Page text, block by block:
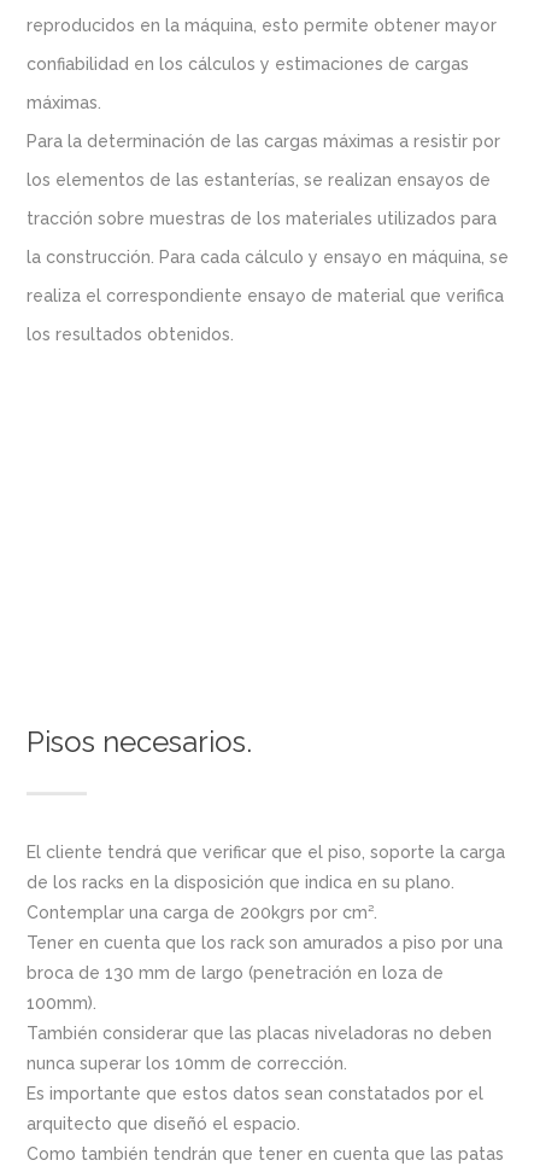
reproducidos en la máquina, esto permite obtener mayor
confiabilidad en los cálculos y estimaciones de cargas
máximas.
Para la determinación de las cargas máximas a resistir por
los elementos de las estanterías, se realizan ensayos de
tracción sobre muestras de los materiales utilizados para
la construcción. Para cada cálculo y ensayo en máquina, se
realiza el correspondiente ensayo de material que verifica
los resultados obtenidos.
Pisos necesarios.
El cliente tendrá que verificar que el piso, soporte la carga
de los racks en la disposición que indica en su plano.
Contemplar una carga de 200kgrs por cm².
Tener en cuenta que los rack son amurados a piso por una
broca de 130 mm de largo (penetración en loza de
100mm).
También considerar que las placas niveladoras no deben
nunca superar los 10mm de corrección.
Es importante que estos datos sean constatados por el
arquitecto que diseñó el espacio.
Como también tendrán que tener en cuenta que las patas